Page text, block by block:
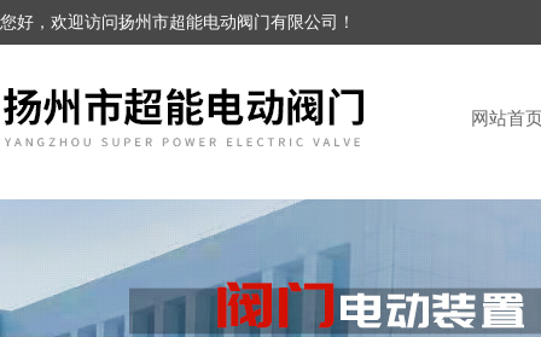
您好，欢迎访问扬州市超能电动阀门有限公司！
网站首